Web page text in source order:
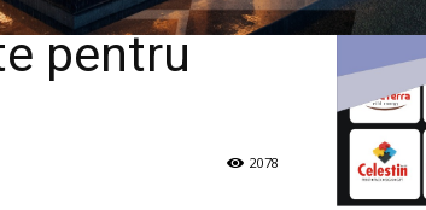
pentru
2078